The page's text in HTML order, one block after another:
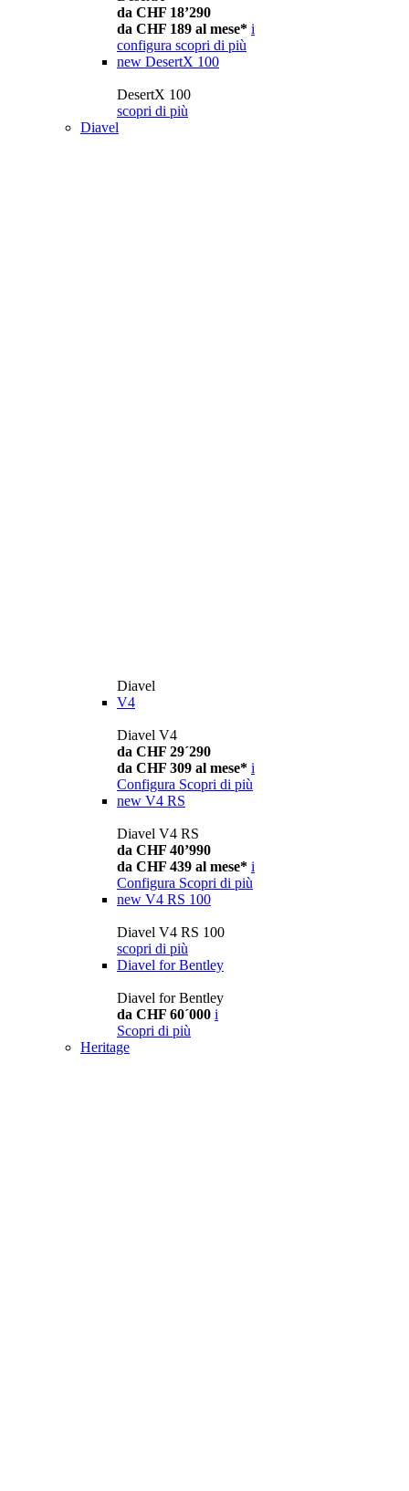
da CHF 18’290
da CHF 189 al mese* i
configura scopri di più
new DesertX 100
DesertX 100
scopri di più
Diavel
Diavel
V4
Diavel V4
da CHF 29´290
da CHF 309 al mese* i
Configura Scopri di più
new V4 RS
Diavel V4 RS
da CHF 40’990
da CHF 439 al mese* i
Configura Scopri di più
new V4 RS 100
Diavel V4 RS 100
scopri di più
Diavel for Bentley
Diavel for Bentley
da CHF 60´000 i
Scopri di più
Heritage